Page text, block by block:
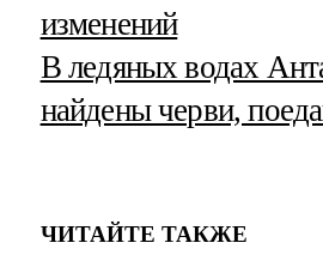
изменений
В ледяных водах
найдены черви,
ЧИТАЙТЕ ТАКЖЕ